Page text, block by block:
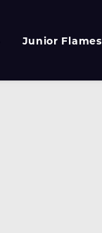
Junior Flames